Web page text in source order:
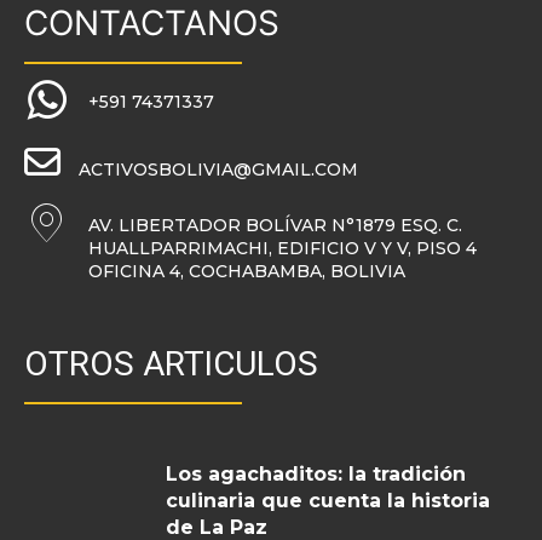
CONTACTANOS
+591 74371337
ACTIVOSBOLIVIA@GMAIL.COM
AV. LIBERTADOR BOLÍVAR N°1879 ESQ. C.
HUALLPARRIMACHI, EDIFICIO V Y V, PISO 4
OFICINA 4, COCHABAMBA, BOLIVIA
OTROS ARTICULOS
Los agachaditos: la tradición
culinaria que cuenta la historia
de La Paz